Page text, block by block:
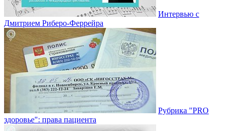
Интервью с
Дмитрием Риберо-Феррейра
Рубрика "PRO
здоровье": права пациента